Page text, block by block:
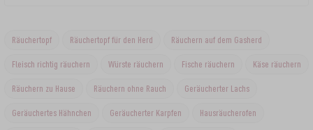
Räuchertopf Räuchertopf für den Herd Räuchern auf dem Gasherd
Fleisch richtig räuchern Würste räuchern Fische räuchern Käse räuchern
Räuchern zu Hause Räuchern ohne Rauch Geräucherter Lachs
Geräuchertes Hähnchen Geräucherter Karpfen Hausräucherofen